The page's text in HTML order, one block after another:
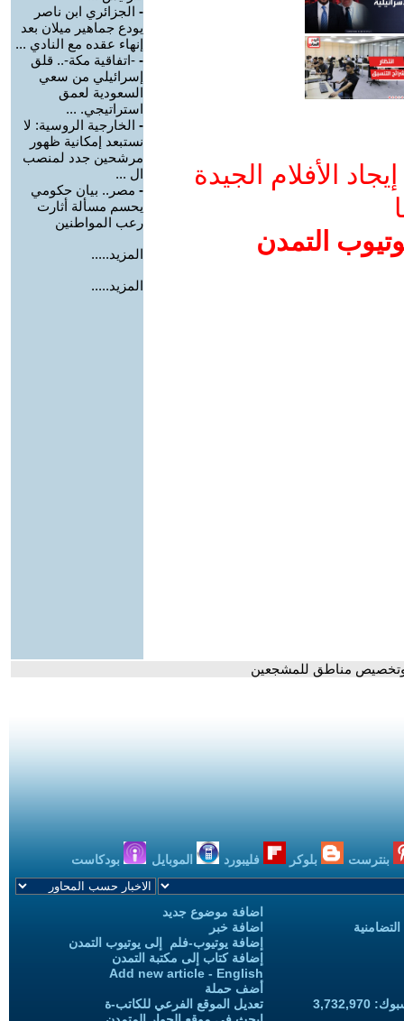
الأفلام الجيدة
التمدن
- الجزائري ابن ناصر
يودع جماهير ميلان بعد
إنهاء عقده مع النادي ...
- -اتفاقية مكة-.. قلق
إسرائيلي من سعي
السعودية لعمق
استراتيجي. ...
- الخارجية الروسية: لا
نستبعد إمكانية ظهور
مرشحين جدد لمنصب
ال ...
- مصر.. بيان حكومي
يحسم مسألة أثارت
رعب المواطنين
المزيد.....
المزيد.....
بنترست بلوكر فليبورد الموبايل بودكاست
اضافة موضوع جديد
اضافة خبر
إضافة يوتيوب-فلم إلى يوتيوب التمدن
إضافة كتاب إلى مكتبة التمدن
Add new article - English
أضف حملة
تعديل الموقع الفرعي للكاتب-ة